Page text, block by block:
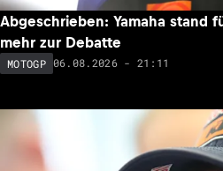
Abgeschrieben: Yamaha stand
mehr zur Debatte
MOTOGP 06.08.2026 - 21:11